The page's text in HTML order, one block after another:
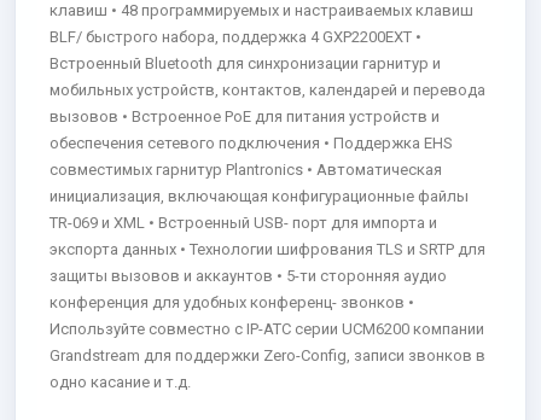
клавиш • 48 программируемых и настраиваемых клавиш
BLF/ быстрого набора, поддержка 4 GXP2200EXT •
Встроенный Bluetooth для синхронизации гарнитур и
мобильных устройств, контактов, календарей и перевода
вызовов • Встроенное PoE для питания устройств и
обеспечения сетевого подключения • Поддержка EHS
совместимых гарнитур Plantronics • Автоматическая
инициализация, включающая конфигурационные файлы
TR-069 и XML • Встроенный USB- порт для импорта и
экспорта данных • Технологии шифрования TLS и SRTP для
защиты вызовов и аккаунтов • 5-ти сторонняя аудио
конференция для удобных конференц- звонков •
Используйте совместно с IP-АТС серии UCM6200 компании
Grandstream для поддержки Zero-Config, записи звонков в
одно касание и т.д.